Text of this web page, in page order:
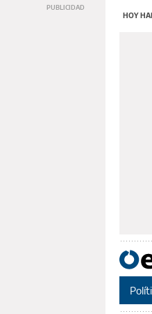
HOY